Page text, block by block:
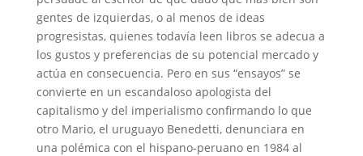
gentes de izquierdas, o al menos de ideas
progresistas, quienes todavía leen libros se adecua a
los gustos y preferencias de su potencial mercado y
actúa en consecuencia. Pero en sus “ensayos” se
convierte en un escandaloso apologista del
capitalismo y del imperialismo confirmando lo que
otro Mario, el uruguayo Benedetti, denunciara en
una polémica con el hispano-peruano en 1984 al